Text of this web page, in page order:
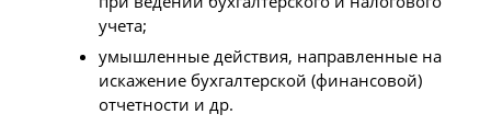
учета;
умышленные действия, направленные на
искажение бухгалтерской (финансовой)
отчетности и др.